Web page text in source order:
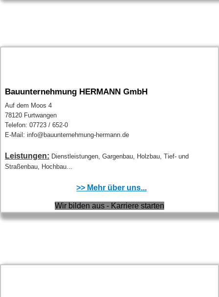
Bauunternehmung HERMANN GmbH
Auf dem Moos 4
78120 Furtwangen
Telefon: 07723 / 652-0
E-Mail: info@bauunternehmung-hermann.de
Leistungen: Dienstleistungen, Gargenbau, Holzbau, Tief- und
Straßenbau, Hochbau...
>> Mehr über uns...
Wir bilden aus - Karriere starten